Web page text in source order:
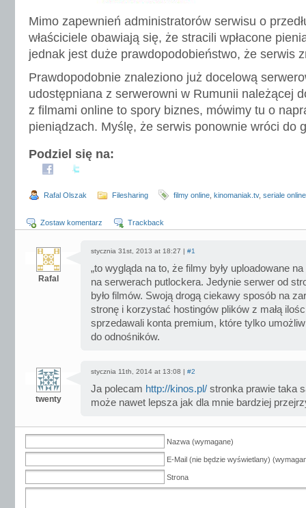
Mimo zapewnień administratorów serwisu o
właściciele obawiają się, że stracili wpłacone
jednak jest duże prawdopodobieństwo, że serwis
Prawdopodobnie znaleziono już docelową
udostępniana z serwerowni w Rumunii należącej
z filmami online to spory biznes, mówimy tu o
pieniądzach. Myślę, że serwis ponownie wróci do
Podziel się na:
Rafal Olszak Filesharing filmy online kinomaniak.tv, seriale online
Zostaw komentarz Trackback
Rafal
stycznia 31st, 2013 at 18:27 | #1
„to wygląda na to, że filmy były uploadowane
na serwerach putlockera. Jedynie serwer od
było filmów. Swoją drogą ciekawy sposób na
stronę i korzystać hostingów plików z małą
sprzedawali konta premium, które tylko
do odnośników.
twenty
stycznia 11th, 2014 at 13:08 | #2
Ja polecam http://kinos.pl/ stronka prawie taka
może nawet lepsza jak dla mnie bardziej
Nazwa (wymagane)
E-Mail (nie będzie wyświetlany)
Strona